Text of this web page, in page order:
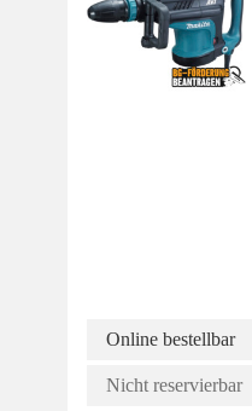
Online bestellbar
Nicht reservierbar